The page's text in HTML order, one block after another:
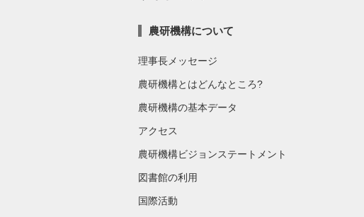
農研機構について
理事長メッセージ
農研機構とはどんなところ?
農研機構の基本データ
アクセス
農研機構ビジョンステートメント
図書館の利用
国際活動